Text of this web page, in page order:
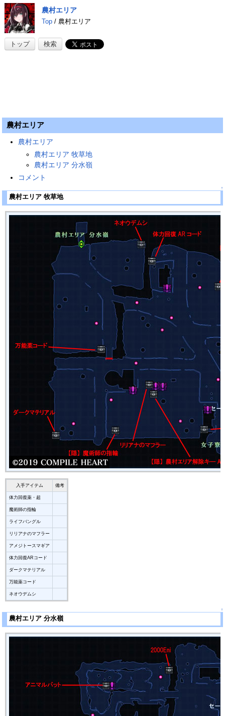
農村エリア
Top/ 農村エリア
トップ 検索
農村エリア
農村エリア
農村エリア 牧草地
農村エリア 分水嶺
コメント
↑
農村エリア 牧草地
入手アイテム 備考
体力回復薬・超
魔術師の指輪
ライフバングル
リリアナのマフラー
アメジトースマギア
体力回復ARコード
ダークマテリアル
万能薬コード
ネオウデムシ
↑
農村エリア 分水嶺